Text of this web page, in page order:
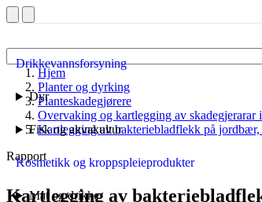
Drikkevannsforsyning
Dyr
Fisk og akvakultur
Kosmetikk og kroppspleieprodukter
Mat og drikke
Hjem
Planter og dyrking
Planteskadegjørere
Overvaking og kartlegging av
Kartlegging av bakteriebladflekk på
Rapport
Kartlegging av